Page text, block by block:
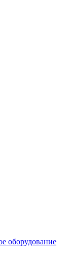
оборудование